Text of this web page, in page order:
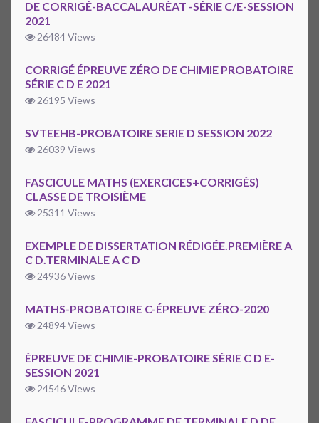
DE CORRIGÉ-BACCALAURÉAT -SÉRIE C/E-SESSION
2021
26484 Views
CORRIGÉ ÉPREUVE ZÉRO DE CHIMIE PROBATOIRE
SÉRIE C D E 2021
26195 Views
SVTEEHB-PROBATOIRE SERIE D SESSION 2022
26039 Views
FASCICULE MATHS (EXERCICES+CORRIGÉS)
CLASSE DE TROISIÈME
25311 Views
EXEMPLE DE DISSERTATION RÉDIGÉE.PREMIÈRE A
C D.TERMINALE A C D
24936 Views
MATHS-PROBATOIRE C-ÉPREUVE ZÉRO-2020
24894 Views
ÉPREUVE DE CHIMIE-PROBATOIRE SÉRIE C D E-
SESSION 2021
24546 Views